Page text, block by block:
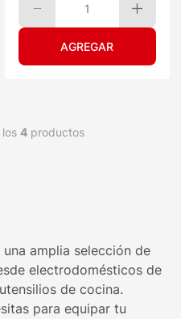
1
4productos
amplia selección de
electrodomésticos de
de cocina.
para equipar tu